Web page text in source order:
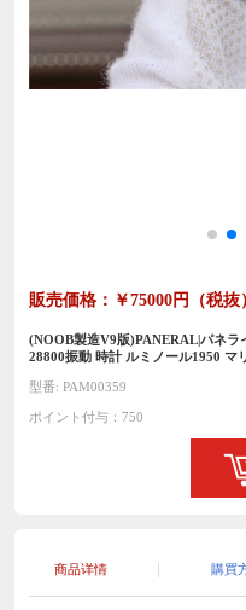
販売価格：￥75000円（税抜）
(NOOB製造V9版)PANERAL|パネラ
28800振動 時計 ルミノール1950 マ
型番: PAM00359
ポイント付与：750
商品详情 購買